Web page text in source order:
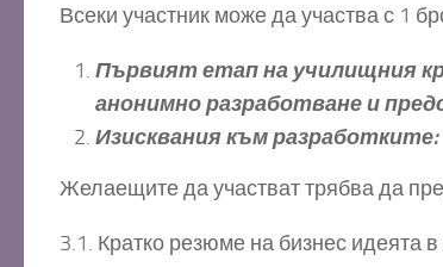
Всеки участник може да участва с 1
Първият етап на училищния
анонимно разработване и
Изисквания към разработките:
Желаещите да участват трябва да
3.1. Кратко резюме на бизнес идеята